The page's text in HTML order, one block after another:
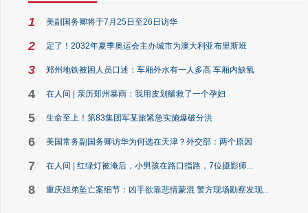
1 美副国务卿将于7月25日至26日访华
2 定了！2032年夏季奥运会主办城市为澳大利亚布里斯班
3 郑州地铁被困人员口述：车厢外水有一人多高 车厢内缺氧
4 在人间 | 亲历郑州暴雨：我用皮划艇救了一个孕妇
5 生命至上！第83集团军某旅紧急实施爆破分洪
6 美国常务副国务卿访华为何选在天津？外交部：两个原因
7 在人间 | 红绿灯被淹后，小男孩在路口指路，7位摄影师...
8 重庆姐弟坠亡案细节：凶手欲靠悲情蒙混 警方现场勘察发现...